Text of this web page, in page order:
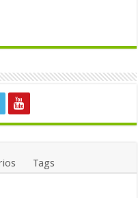
Tags